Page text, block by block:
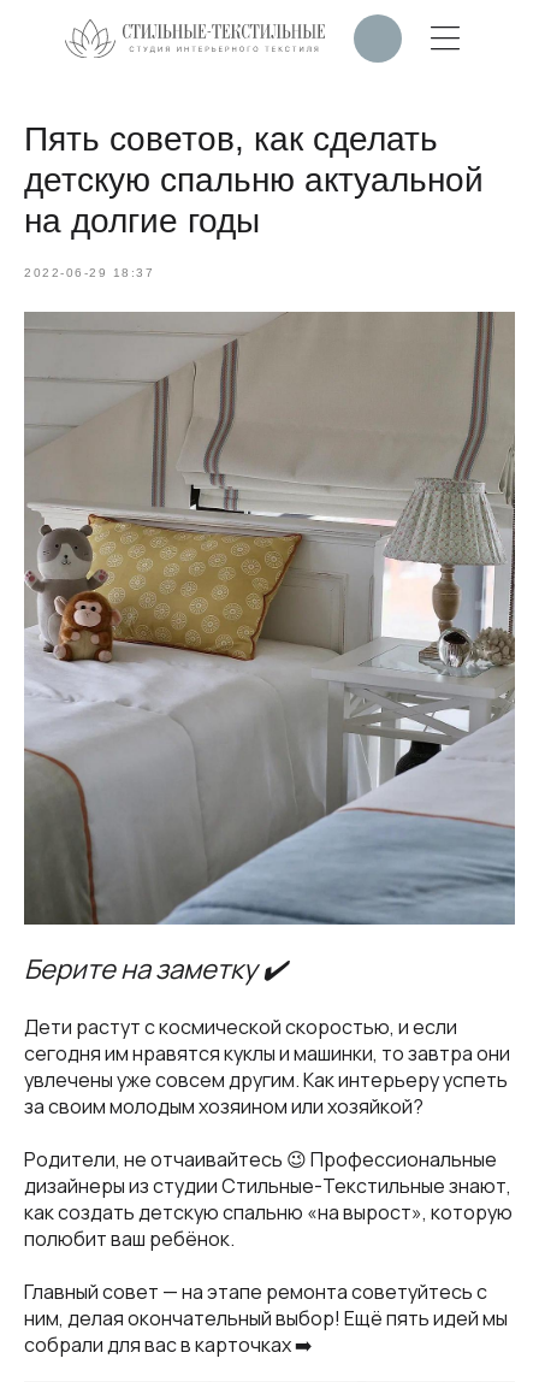
Пять советов, как сделать
детскую спальню актуальной
на долгие годы
2022-06-29 18:37
Берите на заметку ✔️
Дети растут с космической скоростью, и если
сегодня им нравятся куклы и машинки, то завтра они
увлечены уже совсем другим. Как интерьеру успеть
за своим молодым хозяином или хозяйкой?
Родители, не отчаивайтесь 😉 Профессиональные
дизайнеры из студии Стильные-Текстильные знают,
как создать детскую спальню «на вырост», которую
полюбит ваш ребёнок.
Главный совет — на этапе ремонта советуйтесь с
ним, делая окончательный выбор! Ещё пять идей мы
собрали для вас в карточках ➡️